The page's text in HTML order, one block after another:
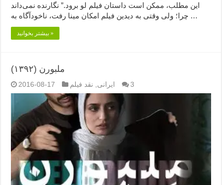
این مطلب، ممکن است داستان فیلم لو برود.” نگارنده نمی‌داند
چرا؛ ولی وقتی به دیدین فیلم امکان مینا رفت، ناخودآگاه به …
بیشتر بخوانید »
ملبورن (۱۳۹۲)
2016-08-17 ایرانی, نقد فیلم 3